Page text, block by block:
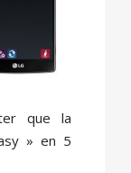
que la
» en 5